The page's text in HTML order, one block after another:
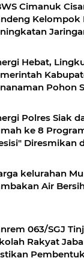
Cimanuk
Kelompok
Hebat,
Pohon
Polres Siak
ke 8
Diresmikan
kelurahan
Air
063/SGJ
Rakyat